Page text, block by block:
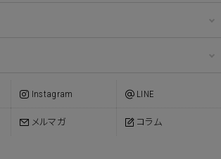
Instagram LINE
メルマガ コラム